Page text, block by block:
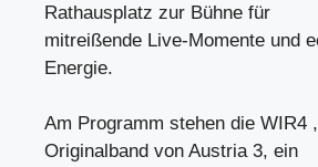
Rathausplatz zur Bühne für
mitreißende Live-Momente und
Energie.
Am Programm stehen die WIR4
Originalband von Austria 3, ein